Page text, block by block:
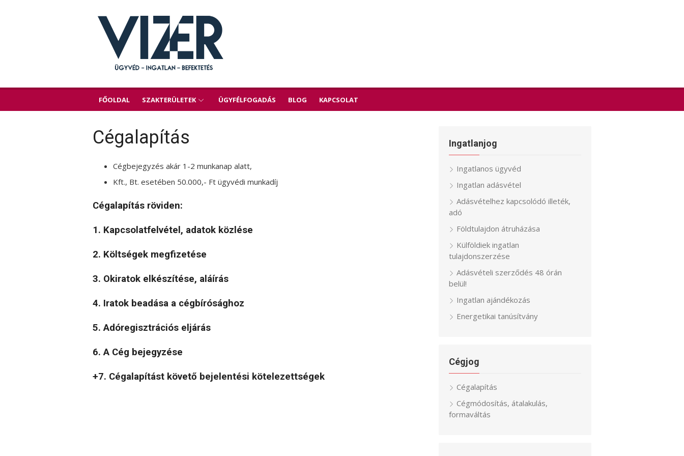
FŐOLDAL SZAKTERÜLETEK ÜGYFÉLFOGADÁS BLOG KAPCSOLAT
Cégalapítás
Cégbejegyzés akár 1-2 munkanap alatt,
Kft., Bt. esetében 50.000,- Ft ügyvédi munkadíj
Cégalapítás röviden:
1. Kapcsolatfelvétel, adatok közlése
2. Költségek megfizetése
3. Okiratok elkészítése, aláírás
4. Iratok beadása a cégbírósághoz
5. Adóregisztrációs eljárás
6. A Cég bejegyzése
+7. Cégalapítást követő bejelentési kötelezettségek
Ingatlanjog
Ingatlanos ügyvéd
Ingatlan adásvétel
Adásvételhez kapcsolódó illeték,
adó
Földtulajdon átruházása
Külföldiek ingatlan
tulajdonszerzése
Adásvételi szerződés 48 órán
belül!
Ingatlan ajándékozás
Energetikai tanúsítvány
Cégjog
Cégalapítás
Cégmódosítás, átalakulás,
formaváltás